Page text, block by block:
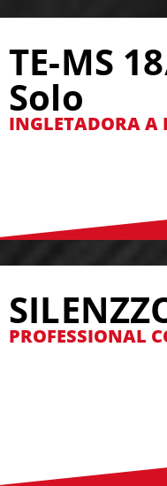
TE-MS
Solo
INGLETADORA A
PROFESSIONAL